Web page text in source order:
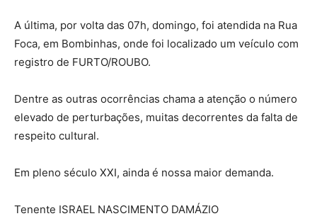
A última, por volta das 07h, domingo, foi atendida na Rua
Foca, em Bombinhas, onde foi localizado um veículo com
registro de FURTO/ROUBO.
Dentre as outras ocorrências chama a atenção o número
elevado de perturbações, muitas decorrentes da falta de
respeito cultural.
Em pleno século XXI, ainda é nossa maior demanda.
Tenente ISRAEL NASCIMENTO DAMÁZIO